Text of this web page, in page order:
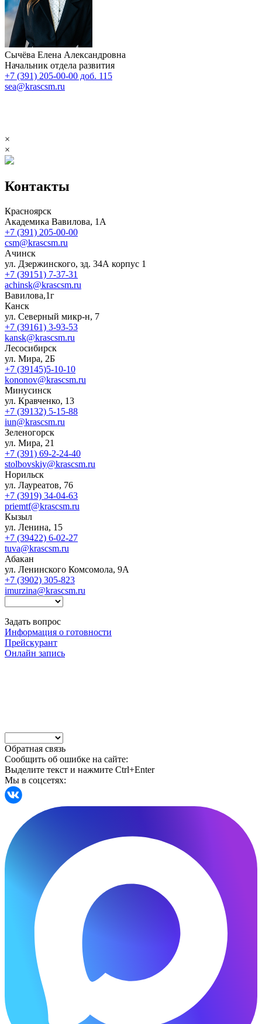
Сычёва Елена Александровна
Начальник отдела развития
+7 (391) 205-00-00 доб. 115
sea@krascsm.ru
×
×
Контакты
Красноярск
Академика Вавилова, 1А
+7 (391) 205-00-00
csm@krascsm.ru
Ачинск
ул. Дзержинского, зд. 34А корпус 1
+7 (39151) 7-37-31
achinsk@krascsm.ru
Вавилова,1г
Канск
ул. Северный микр-н, 7
+7 (39161) 3-93-53
kansk@krascsm.ru
Лесосибирск
ул. Мира, 2Б
+7 (39145)5-10-10
kononov@krascsm.ru
Минусинск
ул. Кравченко, 13
+7 (39132) 5-15-88
iun@krascsm.ru
Зеленогорск
ул. Мира, 21
+7 (391) 69-2-24-40
stolbovskiy@krascsm.ru
Норильск
ул. Лауреатов, 76
+7 (3919) 34-04-63
priemtf@krascsm.ru
Кызыл
ул. Ленина, 15
+7 (39422) 6-02-27
tuva@krascsm.ru
Абакан
ул. Ленинского Комсомола, 9А
+7 (3902) 305-823
imurzina@krascsm.ru
Задать вопрос
Информация о готовности
Прейскурант
Онлайн запись
Обратная связь
Сообщить об ошибке на сайте:
Выделите текст и нажмите Ctrl+Enter
Мы в соцсетях: